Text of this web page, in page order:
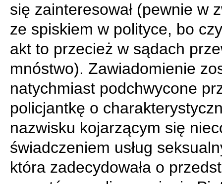
się zainteresował (pewnie w
ze spiskiem w polityce, bo
akt to przecież w sądach
mnóstwo). Zawiadomienie
natychmiast podchwycone
policjantkę o
nazwisku kojarzącym się
świadczeniem usług
która zadecydowała o